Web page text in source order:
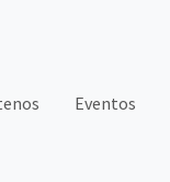
Eventos